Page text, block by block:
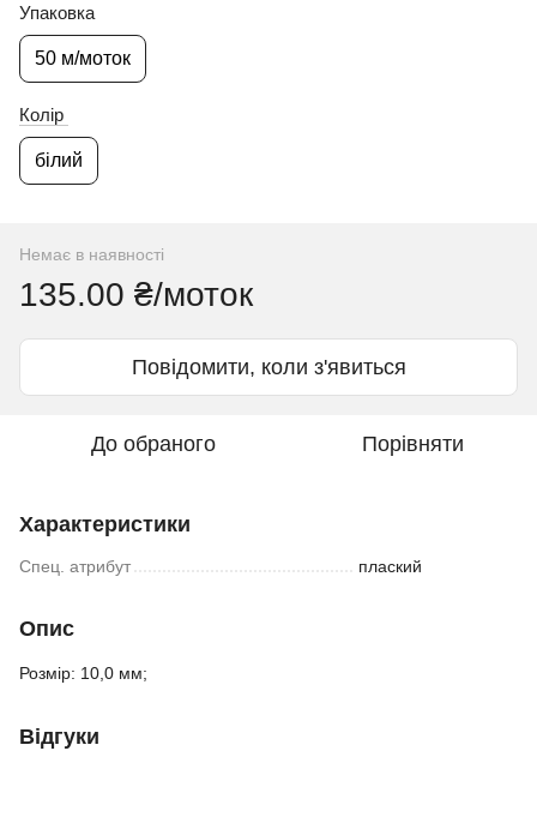
Упаковка
50 м/моток
Колір
білий
Немає в наявності
135.00 ₴/моток
Повідомити, коли з'явиться
До обраного Порівняти
Характеристики
Спец. атрибут плаский
Опис
Розмір: 10,0 мм;
Відгуки